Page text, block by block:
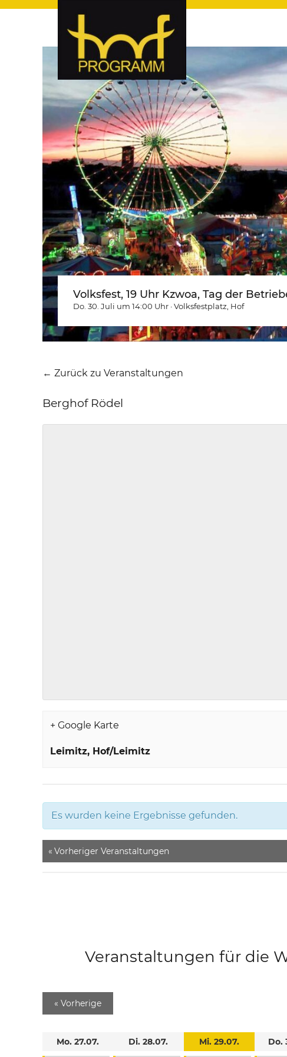
hof-programm – das
hof-programm – das Veranstaltungsportal für Hof und
Volksfest, 19 Uhr Kzwoa, Tag der
Do. 30. Juli um 14:00 Uhr ·Volksfestplatz , Hof
← Zurück zu Veranstaltungen
Berghof Rödel
+ Google Karte
Leimitz Hof/Leimitz
Es wurden keine Ergebnisse gefunden.
« Vorheriger Veranstaltungen
Veranstaltungen für die
« Vorherige
Mo. 27.07. Di. 28.07. Mi. 29.07. Do.